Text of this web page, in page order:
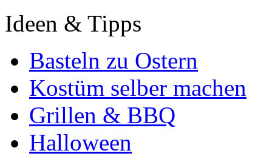
Ideen & Tipps
Basteln zu Ostern
Kostüm selber machen
Grillen & BBQ
Halloween